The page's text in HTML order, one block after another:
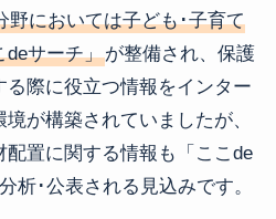
野においては子ども･子育て
deサーチ」が整備され、保護
際に役立つ情報をインター
が構築されていましたが、
置に関する情報も「ここde
析･公表される見込みです。